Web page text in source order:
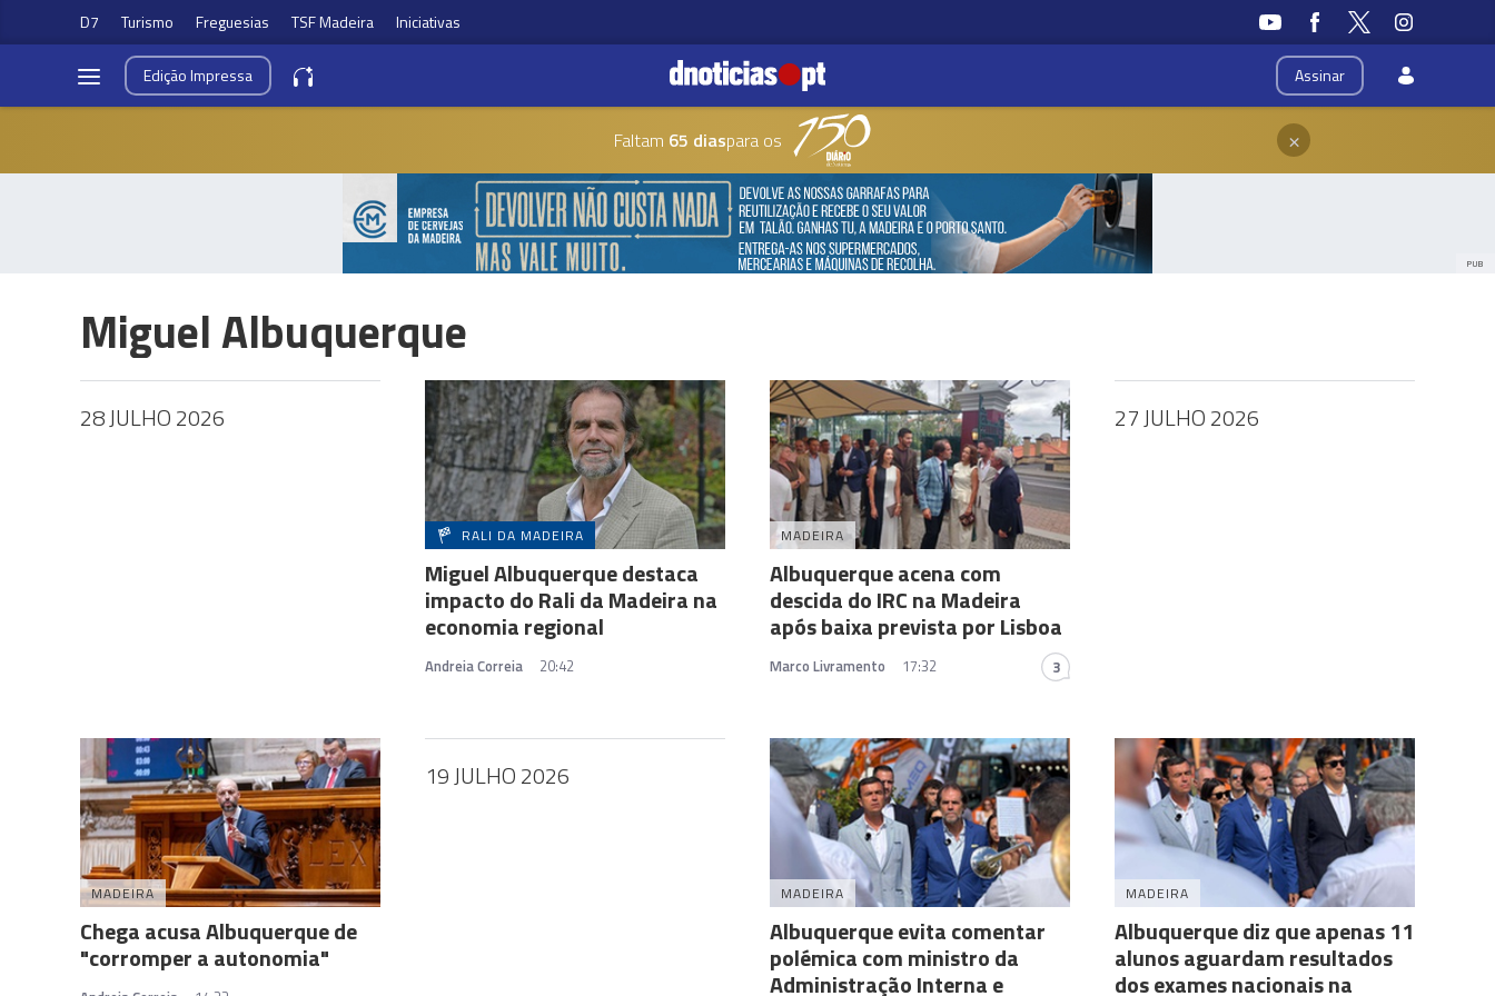
D7 Turismo Freguesias TSF Madeira Iniciativas
Assinar
EdiçãoImpressa
Faltam 65 diaspara os ×
PUB
Miguel Albuquerque
28 JULHO 2026
RALI DA MADEIRA
Miguel Albuquerque destaca
impacto do Rali da Madeira na
economia regional
Andreia Correia 20:42
MADEIRA
Albuquerque acena com
descida do IRC na Madeira
após baixa prevista por Lisboa
Marco Livramento 17:32 3
27 JULHO 2026
MADEIRA
Chega acusa Albuquerque de
"corromper a autonomia"
19 JULHO 2026
MADEIRA
Albuquerque evita comentar
polémica com ministro da
Administração Interna e
MADEIRA
Albuquerque diz que apenas 11
alunos aguardam resultados
dos exames nacionais na